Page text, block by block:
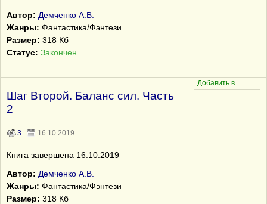
Автор: Демченко А.В.
Жанры: Фантастика/Фэнтези
Размер: 318 Кб
Статус: Закончен
Шаг Второй. Баланс сил. Часть
2
3 16.10.2019
Книга завершена 16.10.2019
Автор: Демченко А.В.
Жанры: Фантастика/Фэнтези
Размер: 318 Кб